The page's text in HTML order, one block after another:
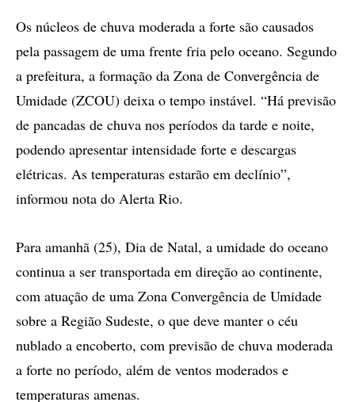
Os núcleos de chuva moderada a forte são causados
pela passagem de uma frente fria pelo oceano. Segundo
a prefeitura, a formação da Zona de Convergência de
Umidade (ZCOU) deixa o tempo instável. “Há previsão
de pancadas de chuva nos períodos da tarde e noite,
podendo apresentar intensidade forte e descargas
elétricas. As temperaturas estarão em declínio”,
informou nota do Alerta Rio.
Para amanhã (25), Dia de Natal, a umidade do oceano
continua a ser transportada em direção ao continente,
com atuação de uma Zona Convergência de Umidade
sobre a Região Sudeste, o que deve manter o céu
nublado a encoberto, com previsão de chuva moderada
a forte no período, além de ventos moderados e
temperaturas amenas.